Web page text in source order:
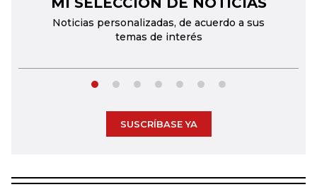
Noticias personalizadas, de acuerdo a sus
temas de interés
SUSCRÍBASE YA